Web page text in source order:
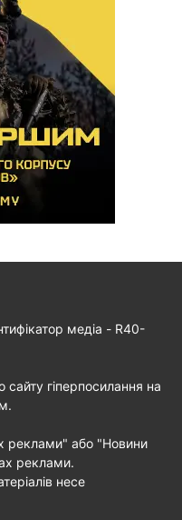
медіа - R40-
сайту гіперпосилання на
реклами" або "Новини
реклами.
несе